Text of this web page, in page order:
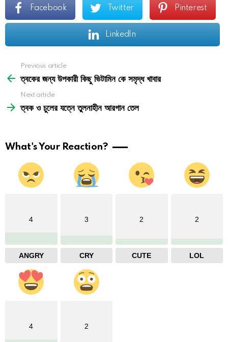
Facebook Twitter Pinterest
LinkedIn
more
Previous article
ত্বকের জন্য উপকারী কিছু ভিটামিন কে সমৃদ্ধ খাবার
Next article
ত্বক ও চুলের যত্নে তুলনাহীন আরগান তেল
What's Your Reaction?
4
ANGRY
3
CRY
2
CUTE
2
LOL
4 2